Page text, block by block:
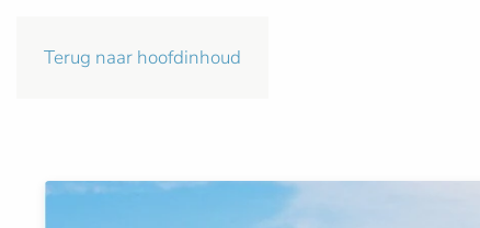
Terug naar hoofdinhoud